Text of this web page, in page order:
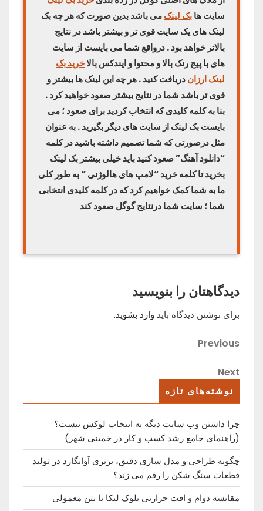
سایت هابک لینکمی باشد بدین صورت که هر چه بک
لینک های یک سایت قوی تر و بیشتر باشد در نتایج
بالاتر خواهد بود . درواقع شما می بایست از سایت
های با پیج رنک بالا و محتوا و ایندکس بالاخرید بک
لینک ارزاندریافت کنید . هر چه این لینک ها بیشتر و
قوی تر باشد شما در نتایج بیشتر صعود خواهید کرد .
بنا به کلمه کلیدی که انتخاب کردید برای صعود ؛ می
بایست بک لینک از سایت های دیگر بگیرید . به عنوان
مثل درصورتی که شما تصمیم داشته باشید در کلمه
“دانلود آهنگ” صعود کنید باید خیلی بیشتر بک لینک
بخرید تا کلمه خرید “لامپ های هالوژنی ” به طور کلی
ما به شما کمک خواهیم کرد که در کلمه کلیدی انتخابی
شما ؛ سایت شما درنتایج گوگل صعود کند
دیدگاهتان را بنویسید
برای نوشتن دیدگاه باید وارد بشوید.
راهبری
نوشته
Previous
Previous
Next
Next
نوشته‌های تازه
چرا داشتن وب سایت دیگه یه انتخاب لوکس نیست؟
(راهنمای جامع رشد کسب ‌و کار در خمینی ‌شهر)
چگونه طراحی و مدل سازی دقیق، برتری آوانگارد در تولید
قطعات سنگ شکن را رقم می زند؟
مقایسه دوام و افت حرارتی بلوک لیکا با بتن معمولی